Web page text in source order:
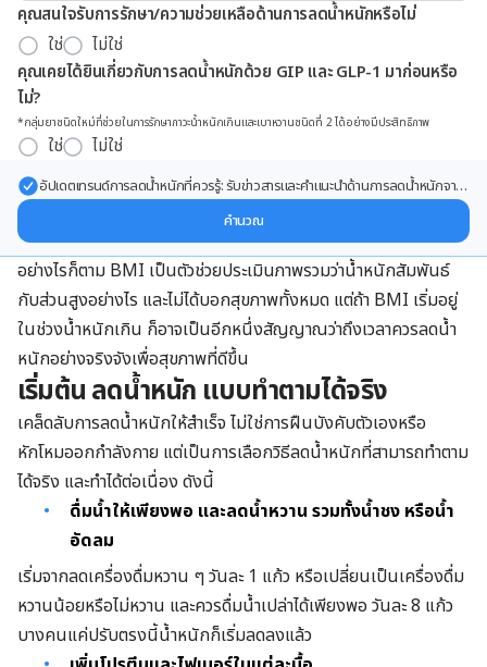
คุณสนใจรับการรักษา/ความช่วยเหลือด้านการลดน้ำหนักหรือไม่
ใช่
ไม่ใช่
คุณเคยได้ยินเกี่ยวกับการลดน้ำหนักด้วย GIP และ GLP-1 มาก่อนหรือ
ไม่?
*กลุ่มยาชนิดใหม่ที่ช่วยในการรักษาภาวะน้ำหนักเกินและเบาหวานชนิดที่ 2 ได้อย่างมีประสิทธิภาพ
ใช่ ไม่ใช่
อัปเดตเทรนด์การลดน้ำหนักที่ควรรู้: รับข่าวสารและคำแนะนำด้านการลดน้ำหนักจาก
คำนวณ
อย่างไรก็ตาม BMI เป็นตัวช่วยประเมินภาพรวมว่าน้ำหนักสัมพันธ์
กับส่วนสูงอย่างไร และไม่ได้บอกสุขภาพทั้งหมด แต่ถ้า BMI เริ่มอยู่
ในช่วงน้ำหนักเกิน ก็อาจเป็นอีกหนึ่งสัญญาณว่าถึงเวลาควรลดน้ำ
หนักอย่างจริงจังเพื่อสุขภาพที่ดีขึ้น
เริ่มต้น ลดน้ำหนัก แบบทำตามได้จริง
เคล็ดลับการลดน้ำหนักให้สำเร็จ ไม่ใช่การฝืนบังคับตัวเองหรือ
หักโหมออกกำลังกาย แต่เป็นการเลือกวิธีลดน้ำหนักที่สามารถทำตาม
ได้จริง และทำได้ต่อเนื่อง ดังนี้
ดื่มน้ำให้เพียงพอ และลดน้ำหวาน รวมทั้งน้ำชง หรือน้ำ
อัดลม
เริ่มจากลดเครื่องดื่มหวาน ๆ วันละ 1 แก้ว หรือเปลี่ยนเป็นเครื่องดื่ม
หวานน้อยหรือไม่หวาน และควรดื่มน้ำเปล่าได้เพียงพอ วันละ 8 แก้ว
บางคนแค่ปรับตรงนี้น้ำหนักก็เริ่มลดลงแล้ว